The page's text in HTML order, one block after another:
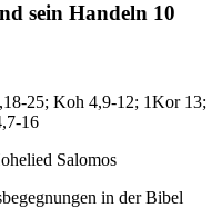
sein Handeln 10
25; Koh 4,9-12; 1Kor 13;
16
Salomos
in der Bibel